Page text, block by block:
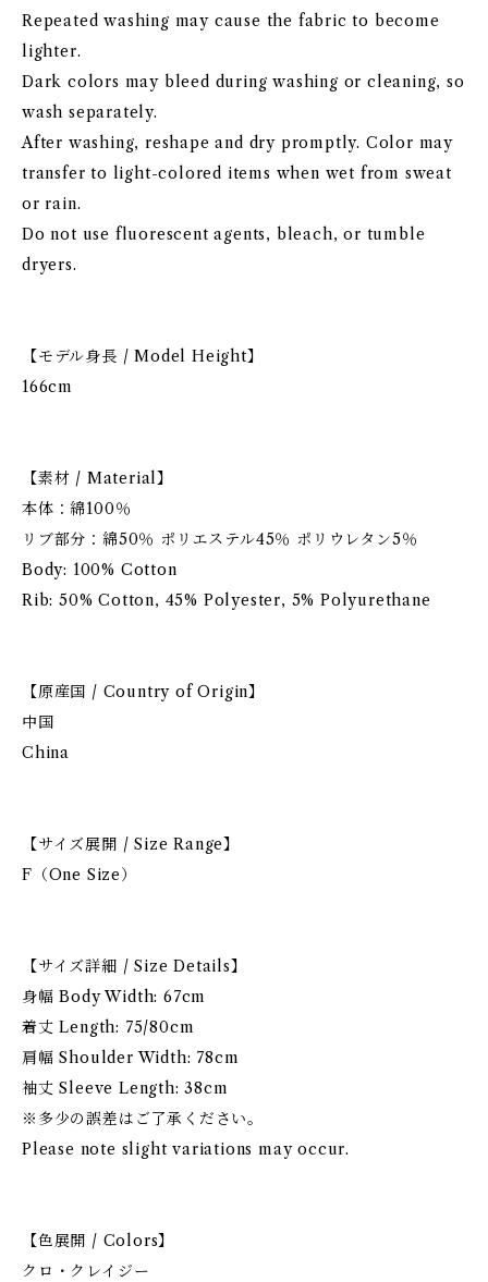
Repeated washing may cause the fabric to become
lighter.
Dark colors may bleed during washing or cleaning, so
wash separately.
After washing, reshape and dry promptly. Color may
transfer to light-colored items when wet from sweat
or rain.
Do not use fluorescent agents, bleach, or tumble
dryers.
【モデル身長 / Model Height】
166cm
【素材 / Material】
本体：綿100％
リブ部分：綿50％ ポリエステル45％ ポリウレタン5％
Body: 100% Cotton
Rib: 50% Cotton, 45% Polyester, 5% Polyurethane
【原産国 / Country of Origin】
中国
China
【サイズ展開 / Size Range】
F（One Size）
【サイズ詳細 / Size Details】
身幅 Body Width: 67cm
着丈 Length: 75/80cm
肩幅 Shoulder Width: 78cm
袖丈 Sleeve Length: 38cm
※多少の誤差はご了承ください。
Please note slight variations may occur.
【色展開 / Colors】
クロ・クレイジー